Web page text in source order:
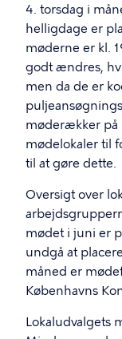
4. torsdag i
helligdage er
møderne er kl.
godt ændres,
men da de er
møderækker på
mødelokaler til
til at gøre dette.
Oversigt over
mødet i juni er
undgå at
måned er
Københavns
Lokaludvalgets